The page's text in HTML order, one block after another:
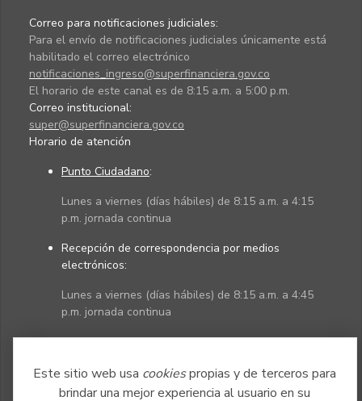
Este sitio web usa cookiespropias y de terceros para
brindar una mejor experiencia al usuario en su
Correo para notificaciones judiciales:
Para el envío de notificaciones judiciales únicamente está
habilitado el correo electrónico
notificaciones_ingreso@superfinanciera.gov.co
El horario de este canal es de 8:15 a.m. a 5:00 p.m.
Correo institucional:
super@superfinanciera.gov.co
Horario de atención
Punto Ciudadano:
Lunes a viernes (días hábiles) de 8:15 a.m. a 4:15
p.m. jornada continua
Recepción de correspondencia por medios
electrónicos:
Lunes a viernes (días hábiles) de 8:15 a.m. a 4:45
p.m. jornada continua